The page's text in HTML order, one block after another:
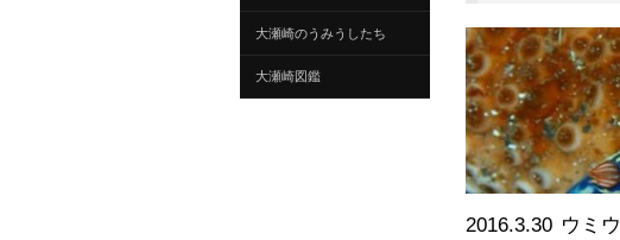
大瀬崎のうみうしたち
大瀬崎図鑑
2016.3.30 ウミウ